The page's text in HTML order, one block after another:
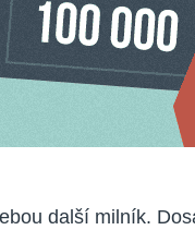
další milník.